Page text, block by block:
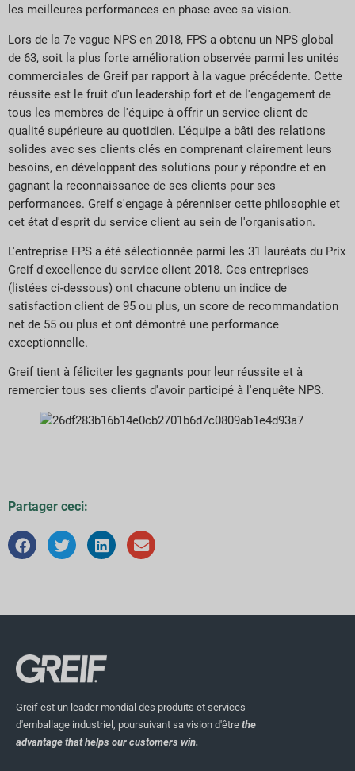
les meilleures performances en phase avec sa vision.
Lors de la 7e vague NPS en 2018, FPS a obtenu un NPS global
de 63, soit la plus forte amélioration observée parmi les unités
commerciales de Greif par rapport à la vague précédente. Cette
réussite est le fruit d'un leadership fort et de l'engagement de
tous les membres de l'équipe à offrir un service client de
qualité supérieure au quotidien. L'équipe a bâti des relations
solides avec ses clients clés en comprenant clairement leurs
besoins, en développant des solutions pour y répondre et en
gagnant la reconnaissance de ses clients pour ses
performances. Greif s'engage à pérenniser cette philosophie et
cet état d'esprit du service client au sein de l'organisation.
L'entreprise FPS a été sélectionnée parmi les 31 lauréats du Prix
Greif d'excellence du service client 2018. Ces entreprises
(listées ci-dessous) ont chacune obtenu un indice de
satisfaction client de 95 ou plus, un score de recommandation
net de 55 ou plus et ont démontré une performance
exceptionnelle.
Greif tient à féliciter les gagnants pour leur réussite et à
remercier tous ses clients d'avoir participé à l'enquête NPS.
Partager ceci:
Greif est un leader mondial des produits et services
d'emballage industriel, poursuivant sa vision d'être the
advantage that helps our customers win.